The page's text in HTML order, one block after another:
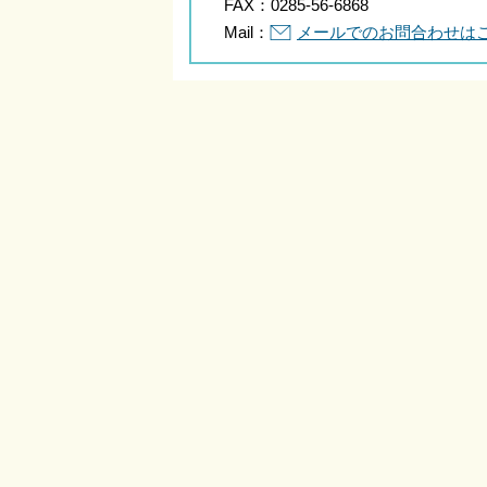
FAX： 0285-56-6868
Mail：
メールでのお問合わせは